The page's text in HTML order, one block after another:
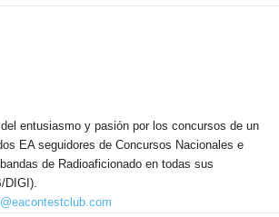
entusiasmo y pasión por los concursos de un
EA seguidores de Concursos Nacionales e
de Radioaficionado en todas sus
DIGI).